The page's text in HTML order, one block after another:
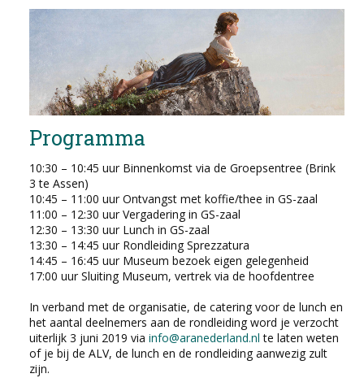
Programma
10:30 – 10:45 uur Binnenkomst via de Groepsentree (Brink
3 te Assen)
10:45 – 11:00 uur Ontvangst met koffie/thee in GS-zaal
11:00 – 12:30 uur Vergadering in GS-zaal
12:30 – 13:30 uur Lunch in GS-zaal
13:30 – 14:45 uur Rondleiding Sprezzatura
14:45 – 16:45 uur Museum bezoek eigen gelegenheid
17:00 uur Sluiting Museum, vertrek via de hoofdentree
In verband met de organisatie, de catering voor de lunch en
het aantal deelnemers aan de rondleiding word je verzocht
uiterlijk 3 juni 2019 via info@aranederland.nl te laten weten
of je bij de ALV, de lunch en de rondleiding aanwezig zult
zijn.